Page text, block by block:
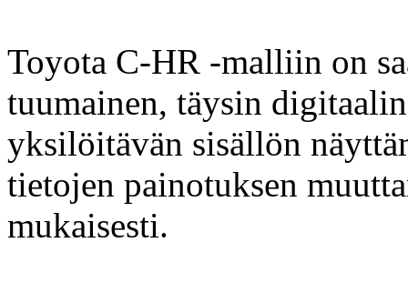
Toyota C-HR -malliin on
tuumainen, täysin
yksilöitävän sisällön
tietojen painotuksen
mukaisesti.